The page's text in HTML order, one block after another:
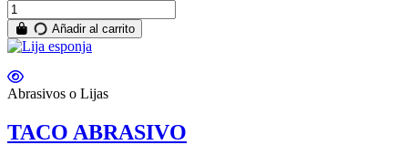
Añadir al carrito
Abrasivos o Lijas
TACO ABRASIVO